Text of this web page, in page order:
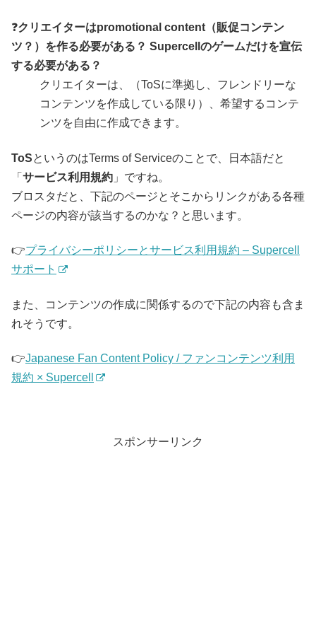
❓クリエイターはpromotional content（販促コンテン
ツ？）を作る必要がある？ Supercellのゲームだけを宣伝
する必要がある？
クリエイターは、（ToSに準拠し、フレンドリーな
コンテンツを作成している限り）、希望するコンテ
ンツを自由に作成できます。
ToSというのはTerms of Serviceのことで、日本語だと
「 サービス利用規約 」ですね。
ブロスタだと、下記のページとそこからリンクがある各種
ページの内容が該当するのかな？と思います。
👉プライバシーポリシーとサービス利用規約 – Supercell
サポート
また、コンテンツの作成に関係するので下記の内容も含ま
れそうです。
👉Japanese Fan Content Policy / ファンコンテンツ利用
規約 × Supercell
スポンサーリンク